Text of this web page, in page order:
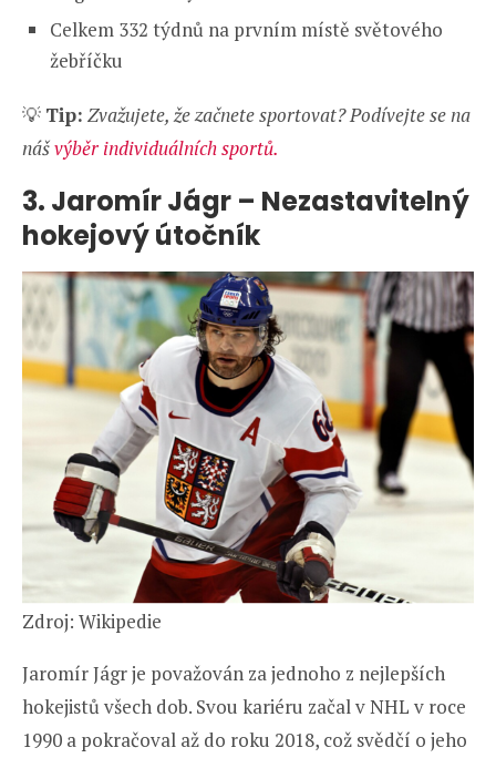
Celkem 332 týdnů na prvním místě světového
žebříčku
💡 Tip: Zvažujete, že začnete sportovat? Podívejte se na
nášvýběr individuálních sportů.
3. Jaromír Jágr – Nezastavitelný
hokejový útočník
Zdroj: Wikipedie
Jaromír Jágr je považován za jednoho z nejlepších
hokejistů všech dob. Svou kariéru začal v NHL v roce
1990 a pokračoval až do roku 2018, což svědčí o jeho